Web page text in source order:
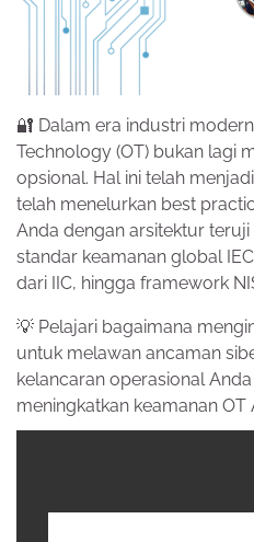
🔐 Dalam era industri
Technology (OT) bukan lagi
opsional. Hal ini telah
telah menelurkan best
Anda dengan arsitektur
standar keamanan global
dari IIC, hingga framework
💡 Pelajari bagaimana
untuk melawan ancaman
kelancaran operasional
meningkatkan keamanan OT